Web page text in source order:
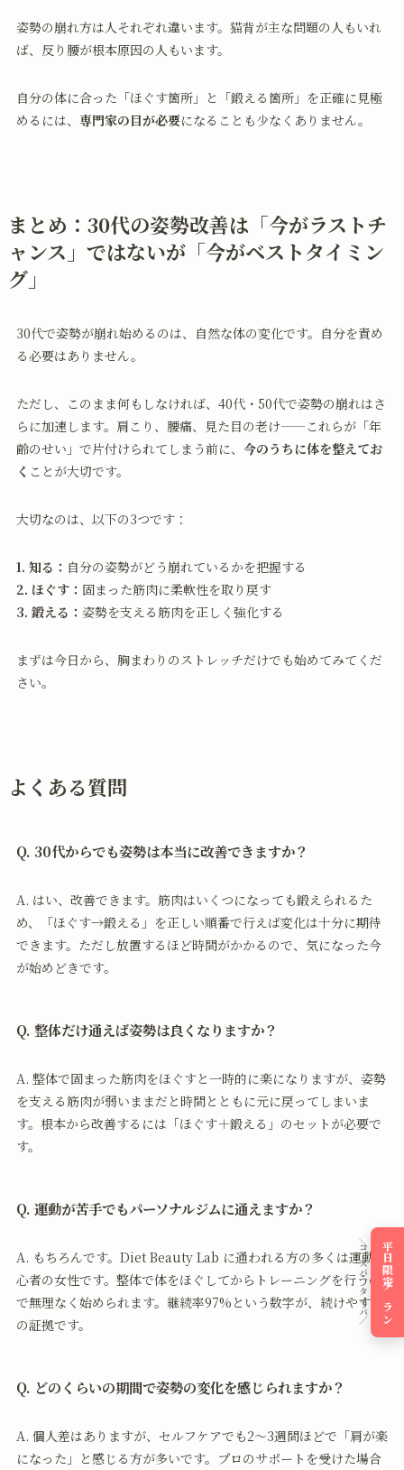
姿勢の崩れ方は人それぞれ違います。猫背が主な問題の人もいれ
ば、反り腰が根本原因の人もいます。
自分の体に合った「ほぐす箇所」と「鍛える箇所」を正確に見極
めるには、 専門家の目が必要になることも少なくありません。
まとめ：30代の姿勢改善は「今がラストチ
ャンス」ではないが「今がベストタイミン
グ」
30代で姿勢が崩れ始めるのは、自然な体の変化です。自分を責め
る必要はありません。
ただし、このまま何もしなければ、40代・50代で姿勢の崩れはさ
らに加速します。肩こり、腰痛、見た目の老け——これらが「年
齢のせい」で片付けられてしまう前に、 今のうちに体を整えてお
く ことが大切です。
大切なのは、以下の3つです：
1. 知る： 自分の姿勢がどう崩れているかを把握する
2. ほぐす： 固まった筋肉に柔軟性を取り戻す
3. 鍛える： 姿勢を支える筋肉を正しく強化する
まずは今日から、胸まわりのストレッチだけでも始めてみてくだ
さい。
よくある質問
Q. 30代からでも姿勢は本当に改善できますか？
A. はい、改善できます。筋肉はいくつになっても鍛えられるた
め、「ほぐす→鍛える」を正しい順番で行えば変化は十分に期待
できます。ただし放置するほど時間がかかるので、気になった今
が始めどきです。
Q. 整体だけ通えば姿勢は良くなりますか？
A. 整体で固まった筋肉をほぐすと一時的に楽になりますが、姿勢
を支える筋肉が弱いままだと時間とともに元に戻ってしまいま
す。根本から改善するには「ほぐす＋鍛える」のセットが必要で
す。
Q. 運動が苦手でもパーソナルジムに通えますか？
A. もちろんです。Diet Beauty Lab に通われる方の多くは運動初
心者の女性です。整体で体をほぐしてからトレーニングを行うの
で無理なく始められます。継続率97%という数字が、続けやすさ
の証拠です。
Q. どのくらいの期間で姿勢の変化を感じられますか？
A. 個人差はありますが、セルフケアでも2〜3週間ほどで「肩が楽
になった」と感じる方が多いです。プロのサポートを受けた場合
＼コスパ、タイパ／平日限定プラン